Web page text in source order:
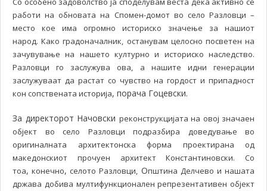
работи на обновата на Спомен-домот во село Разловци –
место кое има огромно историско значење за нашиот
народ. Како градоначалник, останувам целосно посветен на
зачувување на нашето културно и историско наследство.
Разловци го заслужува ова, а нашите идни генерации
заслужуваат да растат со чувство на гордост и припадност
кон сопствената историја, порача Гоцевски.
За директорот Начовски реконструкцијата на овој значаен
објект во село Разловци подразбира доведување во
оригиналната архитектонска форма проектирана од
македонскиот прочуен архитект Константиновски. Со
тоа, конечно, селото Разловци, Општина Делчево и нашата
држава добива мултифункционален репрезентативен објект